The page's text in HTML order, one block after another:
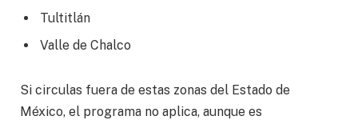
Tultitlán
Valle de Chalco
Si circulas fuera de estas zonas del Estado de
México, el programa no aplica, aunque es